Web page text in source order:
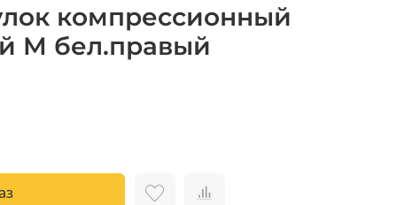
компрессионный
M бел.правый